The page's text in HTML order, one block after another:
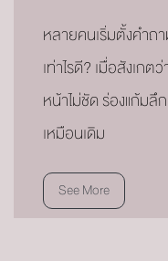
หลายคนเริ่มตั้งคำถ
เท่าไรดี? เมื่อสังเก
หน้าไม่ชัด ร่องแก้มลึ
เหมือนเดิม
See More